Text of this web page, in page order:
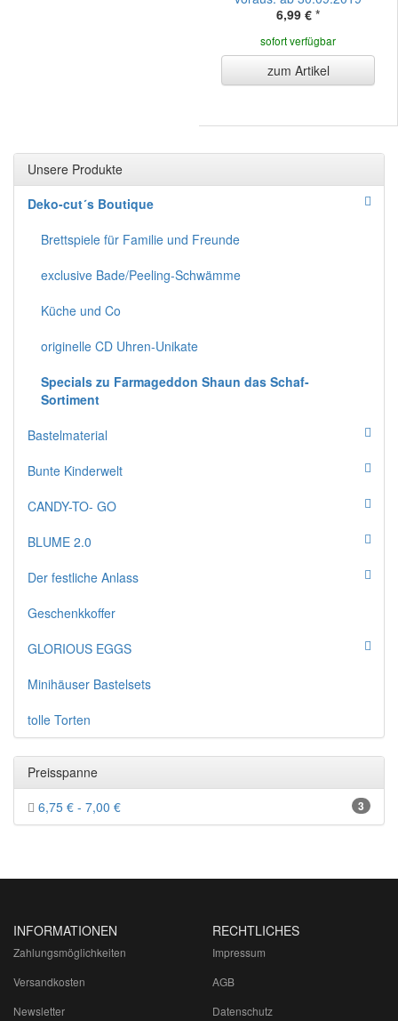
6,99 € *
sofort verfügbar
zum Artikel
Unsere Produkte
Deko-cut´s Boutique
Brettspiele für Familie und Freunde
exclusive Bade/Peeling-Schwämme
Küche und Co
originelle CD Uhren-Unikate
Specials zu Farmageddon Shaun das Schaf-
Sortiment
Bastelmaterial
Bunte Kinderwelt
CANDY-TO- GO
BLUME 2.0
Der festliche Anlass
Geschenkkoffer
GLORIOUS EGGS
Minihäuser Bastelsets
tolle Torten
Preisspanne
3
6,75 € - 7,00 €
INFORMATIONEN
Zahlungsmöglichkeiten
Versandkosten
Newsletter
RECHTLICHES
Impressum
AGB
Datenschutz